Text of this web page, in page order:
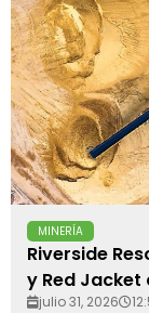
MINERÍA
Riverside
y Red Jacket
julio 31, 2026